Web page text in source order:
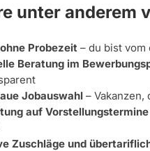
unter anderem
Probezeit – du bist vom
Beratung im
Jobauswahl –
auf
Zuschläge und